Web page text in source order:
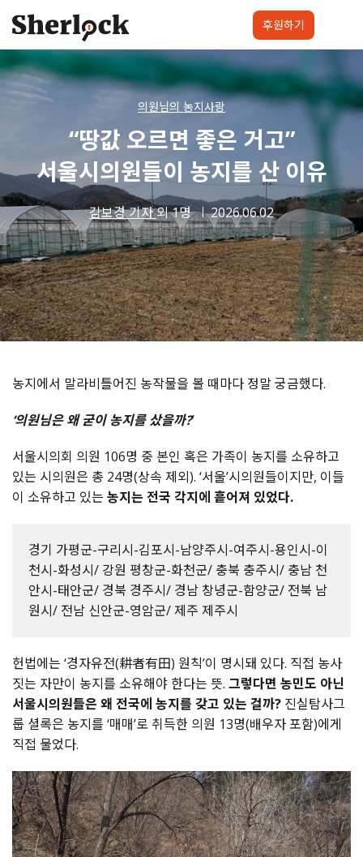
content
셜록요원 셜록클럽 후원하기
후원하기
의원님의 농지사랑
“땅값 오르면 좋은 거고”
서울시의원들이 농지를 산 이유
김보경 기자외 1명 2026.06.02
농지에서 말라비틀어진 농작물을 볼 때마다 정말 궁금했다.
‘의원님은 왜 굳이 농지를 샀을까?’
서울시의회 의원 106명 중 본인 혹은 가족이 농지를 소유하고
있는 시의원은 총 24명(상속 제외). ‘서울’시의원들이지만, 이들
이 소유하고 있는 농지는 전국 각지에 흩어져 있었다.
경기 가평군-구리시-김포시-남양주시-여주시-용인시-이
천시-화성시/ 강원 평창군-화천군/ 충북 충주시/ 충남 천
안시-태안군/ 경북 경주시/ 경남 창녕군-함양군/ 전북 남
원시/ 전남 신안군-영암군/ 제주 제주시
헌법에는 ‘경자유전(耕者有田) 원칙’이 명시돼 있다. 직접 농사
짓는 자만이 농지를 소유해야 한다는 뜻. 그렇다면 농민도 아닌
서울시의원들은 왜 전국에 농지를 갖고 있는 걸까? 진실탐사그
룹 셜록은 농지를 ‘매매’로 취득한 의원 13명(배우자 포함)에게
직접 물었다.